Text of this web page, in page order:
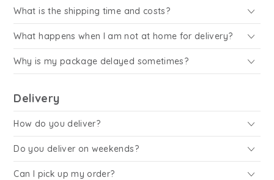
What is the shipping time and costs?
What happens when I am not at home for delivery?
Why is my package delayed sometimes?
Delivery
How do you deliver?
Do you deliver on weekends?
Can I pick up my order?